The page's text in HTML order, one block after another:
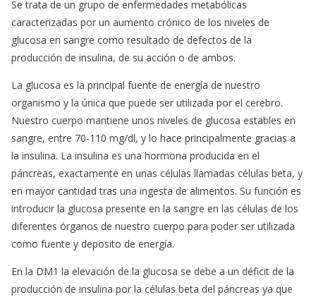
Se trata de un grupo de enfermedades metabólicas
caracterizadas por un aumento crónico de los niveles de
glucosa en sangre como resultado de defectos de la
producción de insulina, de su acción o de ambos.
La glucosa es la principal fuente de energía de nuestro
organismo y la única que puede ser utilizada por el cerebro.
Nuestro cuerpo mantiene unos niveles de glucosa estables en
sangre, entre 70-110 mg/dl, y lo hace principalmente gracias a
la insulina. La insulina es una hormona producida en el
páncreas, exactamente en unas células llamadas células beta, y
en mayor cantidad tras una ingesta de alimentos. Su función es
introducir la glucosa presente en la sangre en las células de los
diferentes órganos de nuestro cuerpo para poder ser utilizada
como fuente y deposito de energía.
En la DM1 la elevación de la glucosa se debe a un déficit de la
producción de insulina por la células beta del páncreas ya que